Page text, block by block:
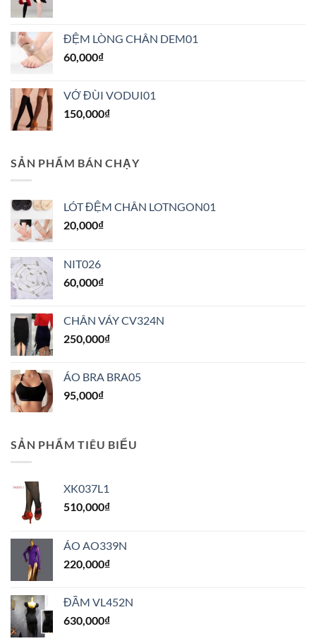
được
trên
trang
sản
trên
ĐỆM LÒNG CHÂN DEM01
60,000₫
VỚ ĐÙI VODUI01
150,000₫
SẢN PHẨM BÁN CHẠY
LÓT ĐỆM CHÂN LOTNGON01
20,000₫
NIT026
60,000₫
CHÂN VÁY CV324N
250,000₫
ÁO BRA BRA05
95,000₫
SẢN PHẨM TIÊU BIỂU
XK037L1
510,000₫
ÁO AO339N
220,000₫
ĐẦM VL452N
630,000₫